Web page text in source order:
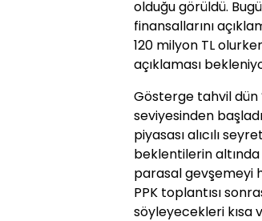
olduğu görüldü.
finansallarını
120 milyon TL
açıklaması
Gösterge tahvil dün
seviyesinden
piyasası alıcılı
beklentilerin altında
parasal gevşemeyi
PPK toplantısı
söyleyecekleri kısa